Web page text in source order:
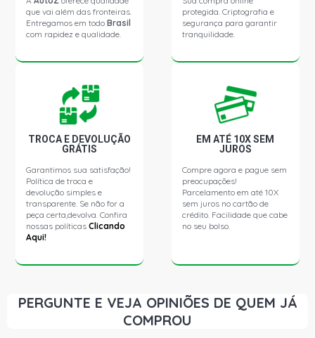
que vai além das fronteiras.
Entregamos em todoBrasil
com rapidez e qualidade.
protegida. Criptografia e
segurança para garantir
tranquilidade.
TROCA E DEVOLUÇÃO
GRÁTIS
Garantimos sua satisfação!
Política de troca e
devolução simples e
transparente. Se não for a
peça certa,devolva. Confira
nossas políticasClicando
Aqui!
EM ATÉ 10X SEM
JUROS
Compre agora e pague sem
preocupações!
Parcelamento em até 10X
sem juros no cartão de
crédito. Facilidade que cabe
no seu bolso.
PERGUNTE E VEJA OPINIÕES DE QUEM JÁ
COMPROU